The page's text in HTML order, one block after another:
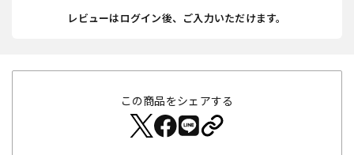
レビューはログイン後、ご入力いただけます。
この商品をシェアする